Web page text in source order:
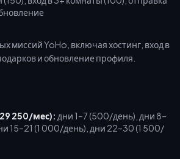
250/мес): дни 1–7 (500/день), дни 8–
15–21 (1 000/день), дни 22–30 (1 500/